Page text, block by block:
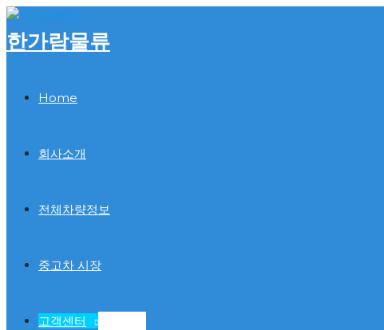
콘
텐
츠
한가람물류
Home
회사소개
전체차량정보
중고차 시장
고객센터